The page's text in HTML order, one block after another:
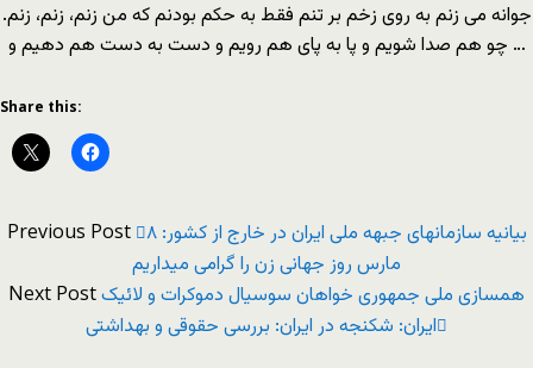
جوانه می زنم به روی زخم بر تنم فقط به حکم بودنم که من زنم، زنم، زنم.
چو هم صدا شویم و پا به پای هم رویم و دست به دست هم دهیم و …
Share this:
Previous Post بیانیه سازمانهای جبهه ملی ایران در خارج از کشور: ۸
مارس روز جهانی زن را گرامی میداریم
Next Postهمسازی ملی جمهوری خواهان سوسیال دموکرات و لائیک
ایران: شکنجه در ایران: بررسی حقوقی و بهداشتی